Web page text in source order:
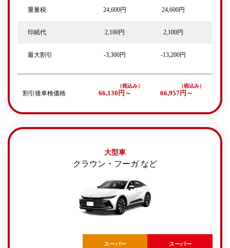
重量税 24,600円 24,600円
印紙代 2,100円 2,100円
最大割引 -3,300円 -13,200円
割引後車検価格 66,130円～ 66,957円～
大型車
クラウン・フーガ など
スーパー
スーパー